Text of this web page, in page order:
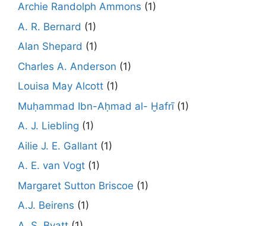
Archie Randolph Ammons (1)
A. R. Bernard (1)
Alan Shepard (1)
Charles A. Anderson (1)
Louisa May Alcott (1)
Muḥammad Ibn-Aḥmad al- Ḫafrī(1)
A. J. Liebling (1)
Ailie J. E. Gallant (1)
A. E. van Vogt (1)
Margaret Sutton Briscoe (1)
A.J. Beirens (1)